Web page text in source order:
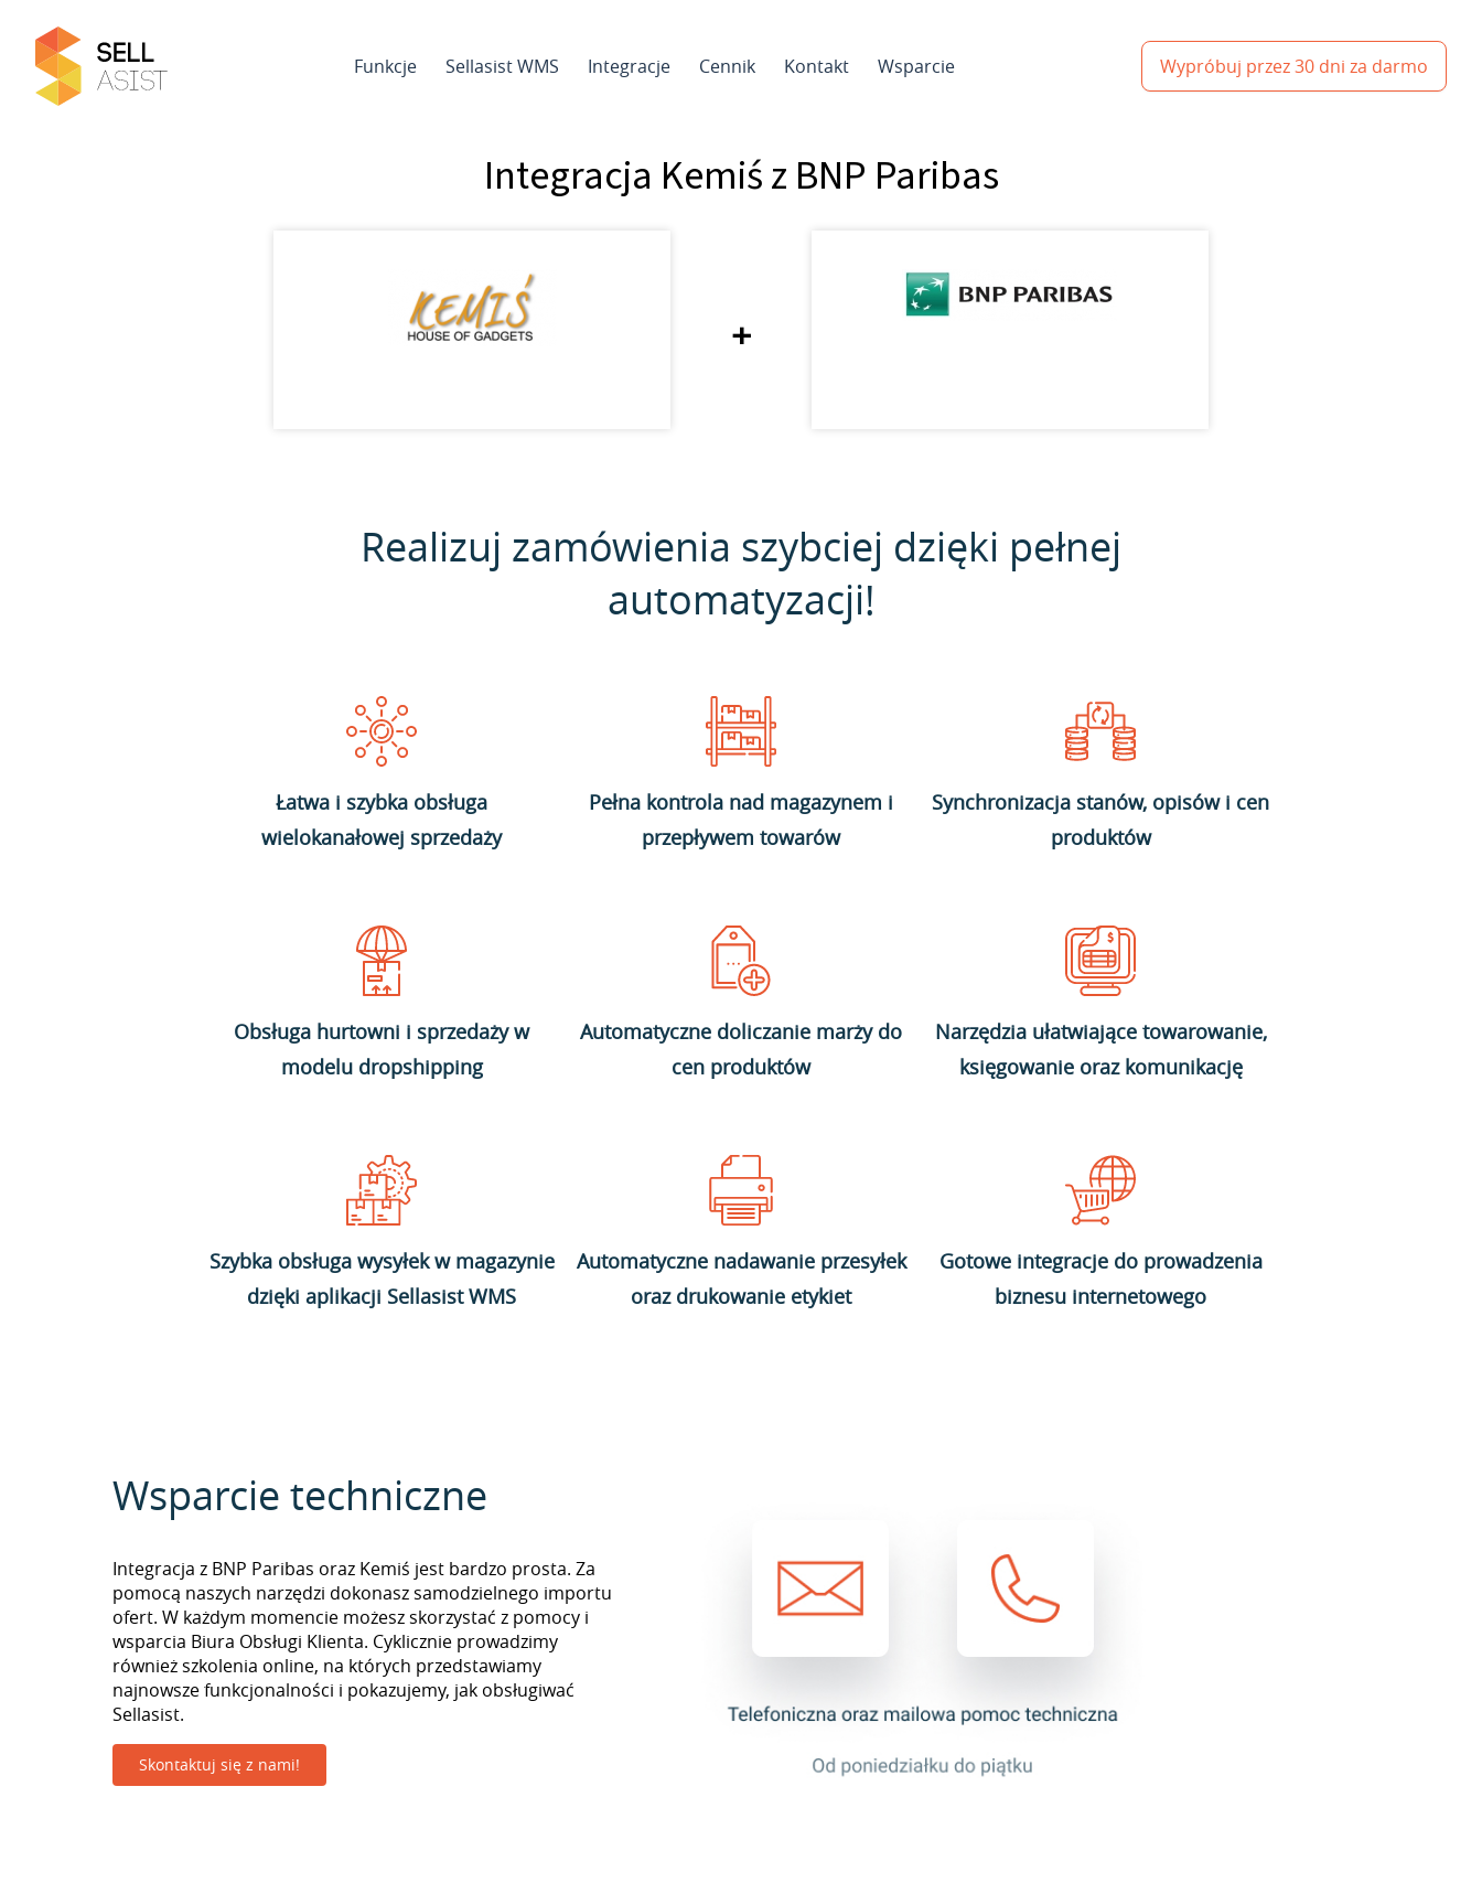
Funkcje Sellasist WMS Integracje Cennik Kontakt Wsparcie Wypróbuj przez 30 dni za darmo
Integracja Kemiś z BNP Paribas
+
Realizuj zamówienia szybciej dzięki pełnej
automatyzacji!
Łatwa i szybka obsługa
wielokanałowej sprzedaży
Pełna kontrola nad magazynem i
przepływem towarów
Synchronizacja stanów, opisów i cen
produktów
Obsługa hurtowni i sprzedaży w
modelu dropshipping
Automatyczne doliczanie marży do
cen produktów
Narzędzia ułatwiające towarowanie,
księgowanie oraz komunikację
Szybka obsługa wysyłek w magazynie
dzięki aplikacji Sellasist WMS
Automatyczne nadawanie przesyłek
oraz drukowanie etykiet
Gotowe integracje do prowadzenia
biznesu internetowego
Wsparcie techniczne
Integracja z BNP Paribas oraz Kemiś jest bardzo prosta. Za
pomocą naszych narzędzi dokonasz samodzielnego importu
ofert. W każdym momencie możesz skorzystać z pomocy i
wsparcia Biura Obsługi Klienta. Cyklicznie prowadzimy
również szkolenia online, na których przedstawiamy
najnowsze funkcjonalności i pokazujemy, jak obsługiwać
Sellasist.
Skontaktuj się z nami!